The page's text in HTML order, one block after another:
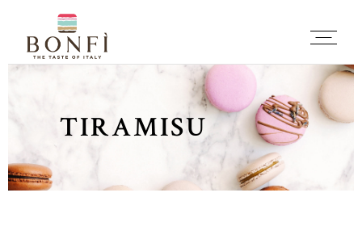
TIRAMISU